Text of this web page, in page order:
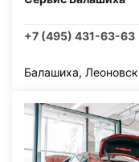
+7 (495) 431-63-63
Балашиха,